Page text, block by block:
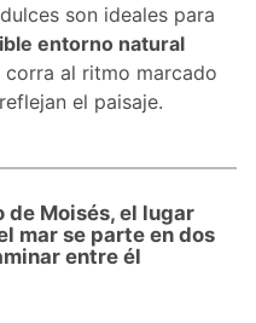
son ideales para
entorno natural
al ritmo marcado
el paisaje.
de Moisés, el lugar
mar se parte en dos
entre él